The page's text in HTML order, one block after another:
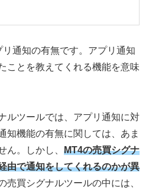
通知の有無です。アプリ通知
ことを教えてくれる機能を意味
ルツールでは、アプリ通知に対
知機能の有無に関しては、あま
ん。しかし、 MT4の売買シグナ
由で通知をしてくれるのかが異
売買シグナルツールの中には、